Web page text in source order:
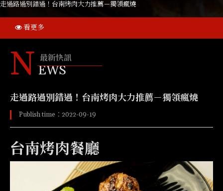
走過路過別錯過！台南烤肉大力推薦－獨領瘋燒
看更多
N EWS
最新快訊
走過路過別錯過！台南烤肉大力推薦－獨領瘋燒
Publish time：2022-09-19
台南烤肉餐廳